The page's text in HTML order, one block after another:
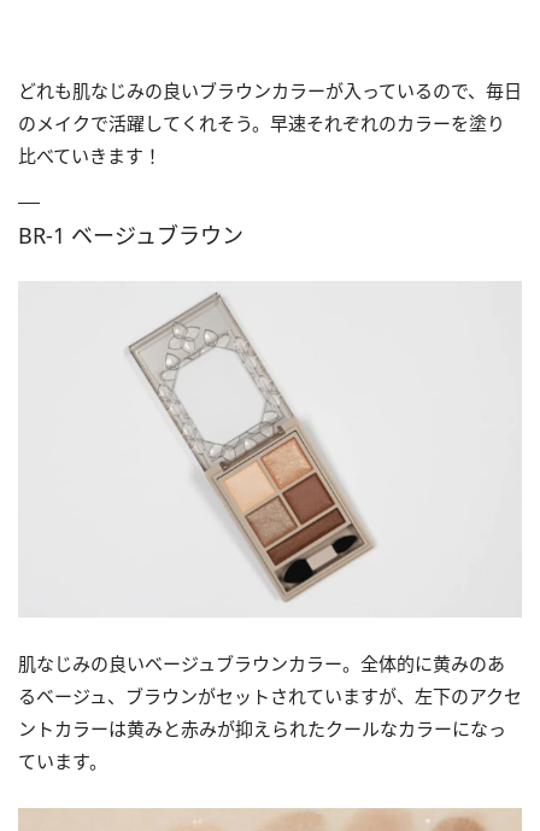
どれも肌なじみの良いブラウンカラーが入っているので、毎日
のメイクで活躍してくれそう。早速それぞれのカラーを塗り
比べていきます！
BR-1 ベージュブラウン
肌なじみの良いベージュブラウンカラー。全体的に黄みのあ
るベージュ、ブラウンがセットされていますが、左下のアクセ
ントカラーは黄みと赤みが抑えられたクールなカラーになっ
ています。